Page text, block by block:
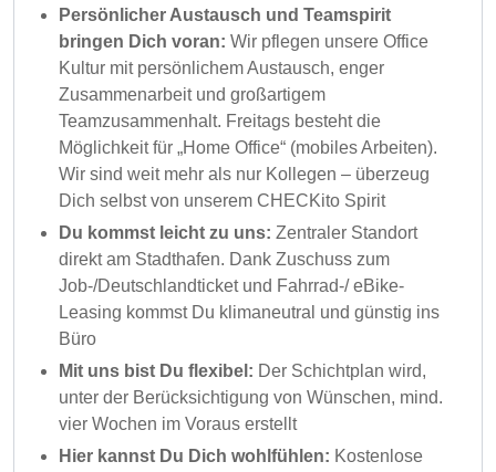
Persönlicher Austausch und Teamspirit
bringen Dich voran: Wir pflegen unsere Office
Kultur mit persönlichem Austausch, enger
Zusammenarbeit und großartigem
Teamzusammenhalt. Freitags besteht die
Möglichkeit für „Home Office“ (mobiles Arbeiten).
Wir sind weit mehr als nur Kollegen – überzeug
Dich selbst von unserem CHECKito Spirit
Du kommst leicht zu uns: Zentraler Standort
direkt am Stadthafen. Dank Zuschuss zum
Job-/Deutschlandticket und Fahrrad-/ eBike-
Leasing kommst Du klimaneutral und günstig ins
Büro
Mit uns bist Du flexibel: Der Schichtplan wird,
unter der Berücksichtigung von Wünschen, mind.
vier Wochen im Voraus erstellt
Hier kannst Du Dich wohlfühlen: Kostenlose